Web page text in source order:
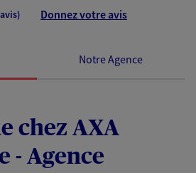
Donnez votre avis
Notre Agence
chez AXA
- Agence